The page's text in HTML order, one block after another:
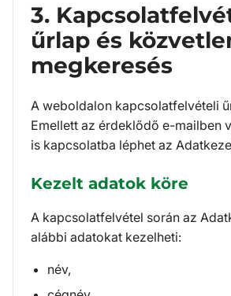
3.
űrlap és
megkeresés
A weboldalon kapcsolatfelvételi
Emellett az érdeklődő e-mailben
is kapcsolatba léphet az
Kezelt adatok köre
A kapcsolatfelvétel során az
alábbi adatokat kezelheti:
név,